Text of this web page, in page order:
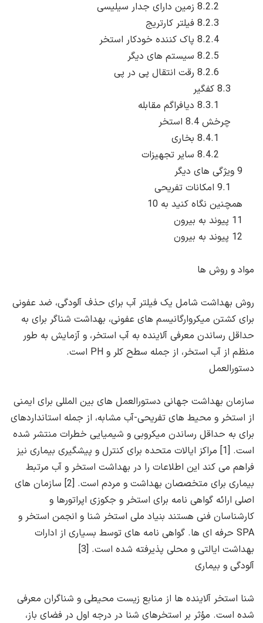
چرخش 8.4 استخر
همچنین نگاه کنید به 10
مواد و روش ها
روش بهداشت شامل یک فیلتر آب برای حذف آلودگی، ضد عفونی
برای کشتن میکروارگانیسم های عفونی، بهداشت شناگر برای به
حداقل رساندن معرفی آلاینده به آب استخر، و آزمایش به طور
منظم از آب استخر، از جمله سطح کلر و PH است.
دستورالعمل
سازمان بهداشت جهانی دستورالعمل های بین المللی برای ایمنی
از استخر و محیط های تفریحی-آب مشابه، از جمله استانداردهای
برای به حداقل رساندن میکروبی و شیمیایی خطرات منتشر شده
است. [1] مراکز ایالات متحده برای کنترل و پیشگیری بیماری نیز
فراهم می کند این اطلاعات را در بهداشت استخر و آب مرتبط
بیماری برای متخصصان بهداشت و مردم است. [2] سازمان های
اصلی ارائه گواهی نامه برای استخر و جکوزی اپراتورها و
کارشناسان فنی هستند بنیاد ملی استخر شنا و انجمن استخر و
SPA حرفه ای ها. گواهی نامه های توسط بسیاری از ادارات
بهداشت ایالتی و محلی پذیرفته شده است. [3]
آلودگی و بیماری
شنا استخر آلاینده ها از منابع زیست محیطی و شناگران معرفی
شده است. مؤثر بر استخرهای شنا در درجه اول در فضای باز،